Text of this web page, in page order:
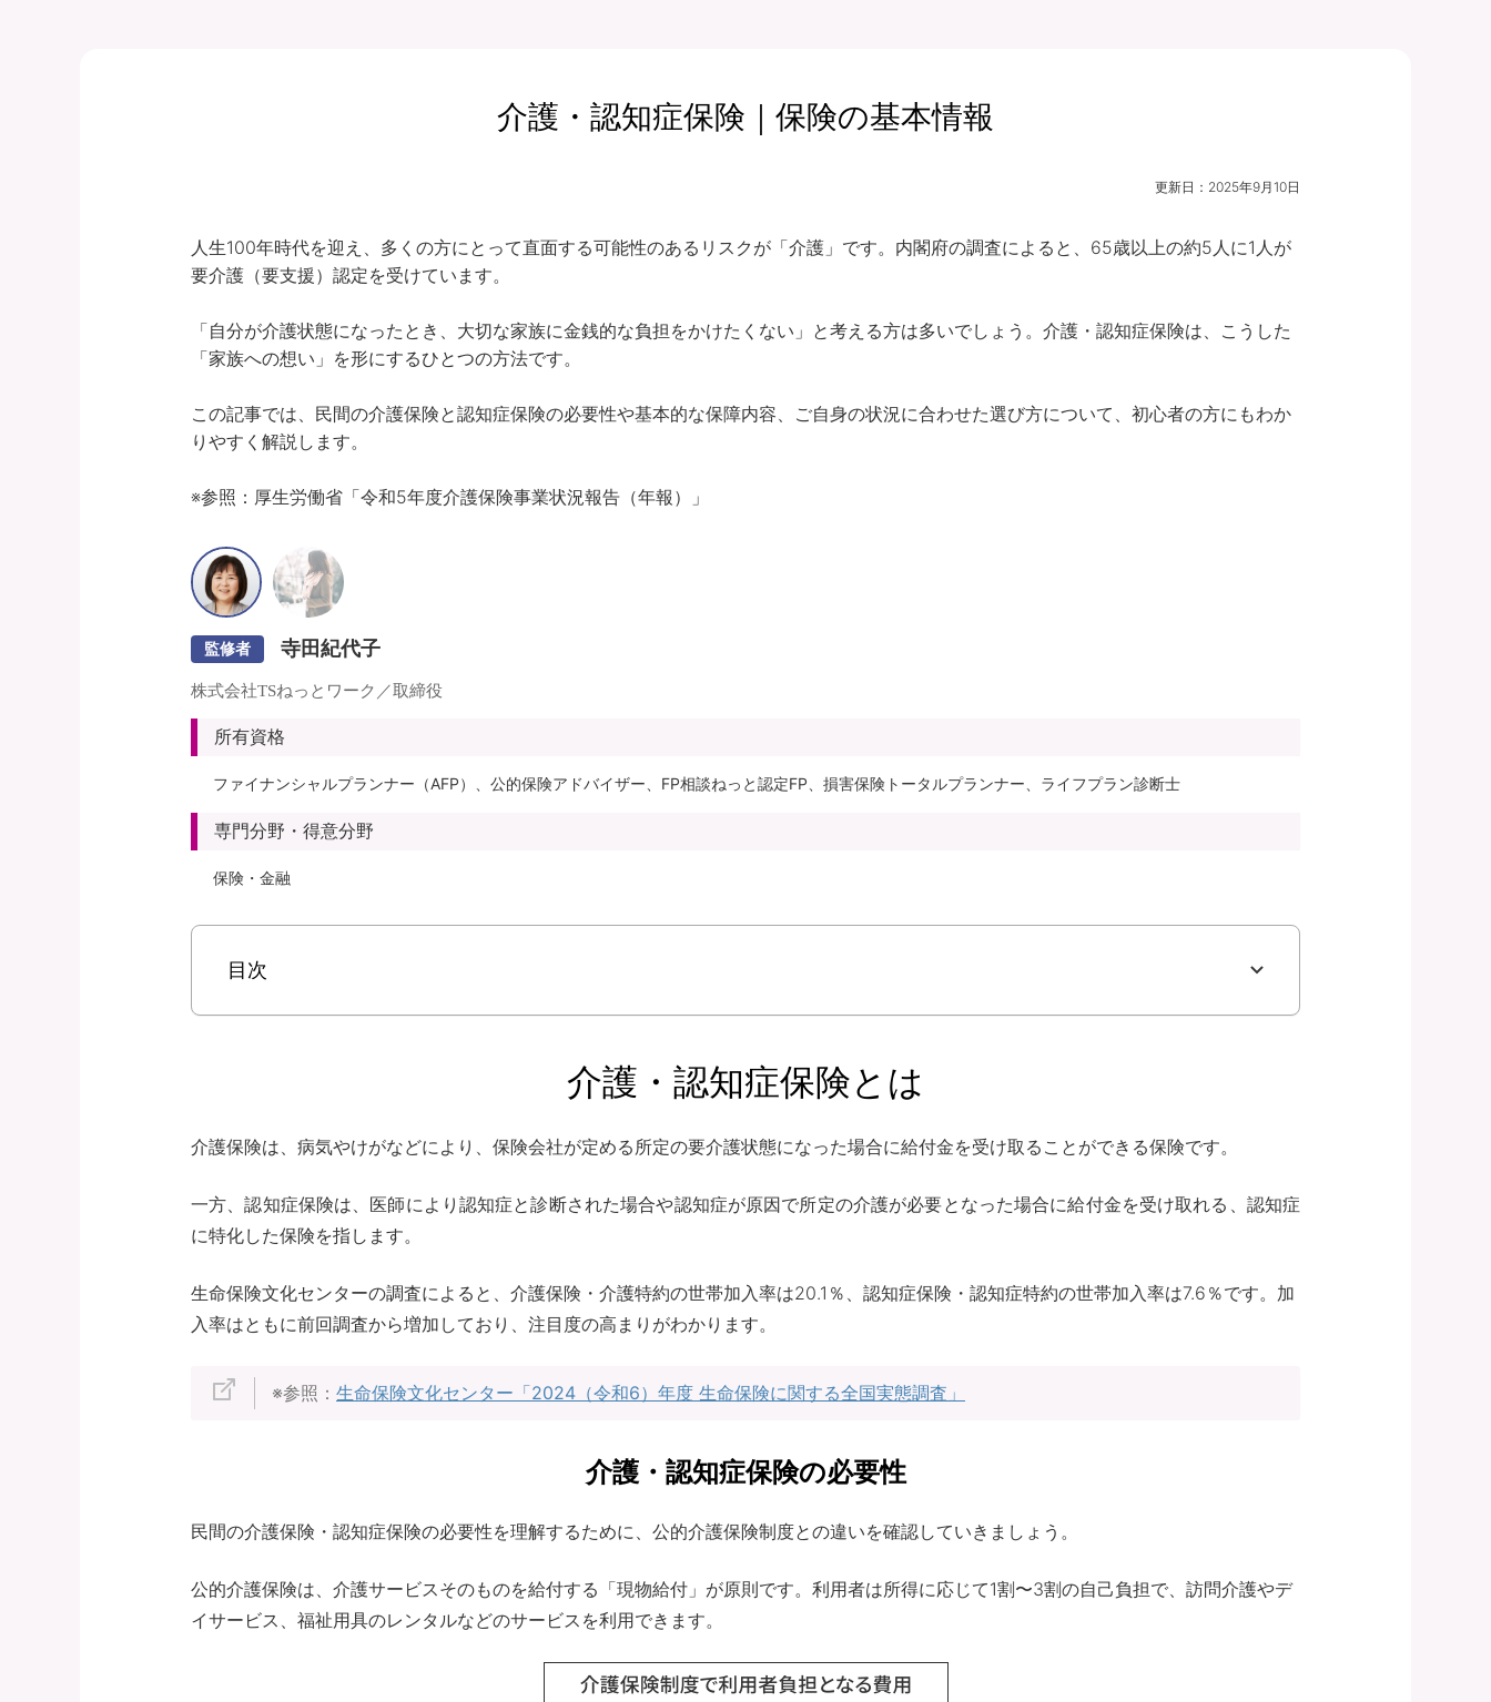
介護・認知症保険｜保険の基本情報
更新日： 2025年9月10日
人生100年時代を迎え、多くの方にとって直面する可能性のあるリスクが「介護」です。内閣府の調査によると、65歳以上の約5人に1人が
要介護（要支援）認定を受けています。
「自分が介護状態になったとき、大切な家族に金銭的な負担をかけたくない」と考える方は多いでしょう。介護・認知症保険は、こうした
「家族への想い」を形にするひとつの方法です。
この記事では、民間の介護保険と認知症保険の必要性や基本的な保障内容、ご自身の状況に合わせた選び方について、初心者の方にもわか
りやすく解説します。
※参照：厚生労働省「令和5年度介護保険事業状況報告（年報）」
監修者 寺田紀代子
株式会社TSねっとワーク／取締役
所有資格
ファイナンシャルプランナー（AFP）、公的保険アドバイザー、FP相談ねっと認定FP、損害保険トータルプランナー、ライフプラン診断士
専門分野・得意分野
保険・金融
目次
介護・認知症保険とは
介護保険は、病気やけがなどにより、保険会社が定める所定の要介護状態になった場合に給付金を受け取ることができる保険です。
一方、認知症保険は、医師により認知症と診断された場合や認知症が原因で所定の介護が必要となった場合に給付金を受け取れる、認知症
に特化した保険を指します。
生命保険文化センターの調査によると、介護保険・介護特約の世帯加入率は20.1％、認知症保険・認知症特約の世帯加入率は7.6％です。加
入率はともに前回調査から増加しており、注目度の高まりがわかります。
※参照： 生命保険文化センター「2024（令和6）年度 生命保険に関する全国実態調査」
介護・認知症保険の必要性
民間の介護保険・認知症保険の必要性を理解するために、公的介護保険制度との違いを確認していきましょう。
公的介護保険は、介護サービスそのものを給付する「現物給付」が原則です。利用者は所得に応じて1割〜3割の自己負担で、訪問介護やデ
イサービス、福祉用具のレンタルなどのサービスを利用できます。